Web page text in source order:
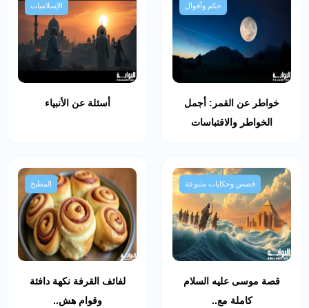
حكم وأقوال
خواطر عن القمر: أجمل
الخواطر والاقتباسات
الإسلاميات
أسئلة عن الأنبياء
قصص وحكايات متنوعة
قصة موسى عليه السلام
كاملة مع..
المطبخ
لفائف القرفة نكهة دافئة
وقوام هش..